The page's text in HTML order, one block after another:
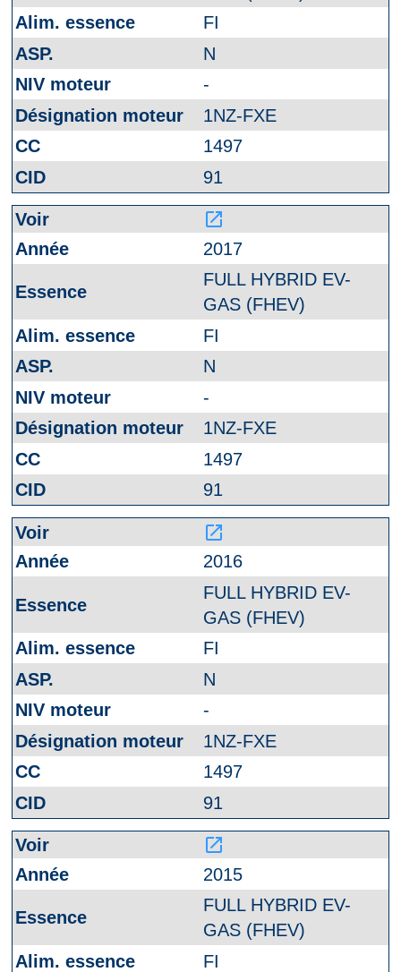
FI
N
-
1NZ-FXE
1497
91
launch
2017
FULL HYBRID EV-
GAS (FHEV)
FI
N
-
1NZ-FXE
1497
91
launch
2016
FULL HYBRID EV-
GAS (FHEV)
FI
N
-
1NZ-FXE
1497
91
launch
2015
FULL HYBRID EV-
GAS (FHEV)
FI